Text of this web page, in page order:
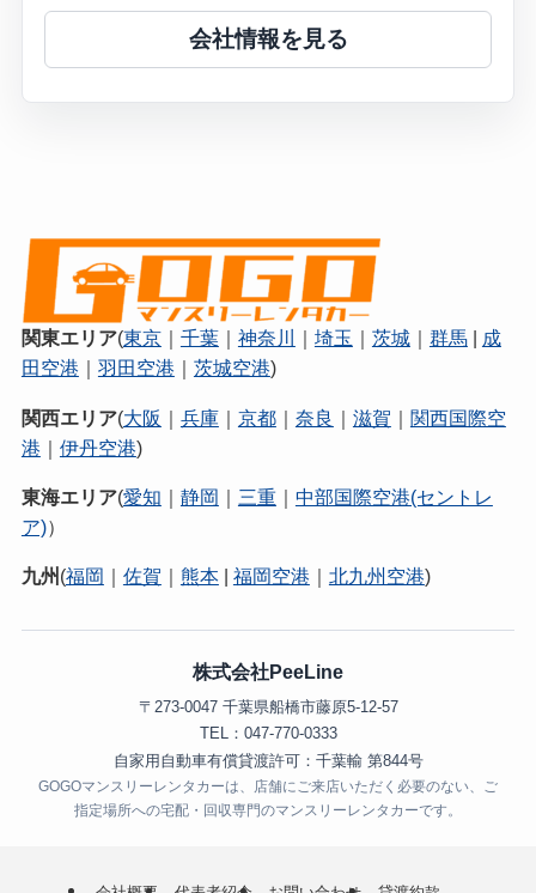
会社情報を見る
関東エリア(東京｜ 千葉｜ 神奈川 埼玉 茨城｜ 群馬|
成
田空港
羽田空港 茨城空港)
関西エリア(大阪 ｜ 兵庫｜ 京都｜ 奈良 ｜ 滋賀 ｜ 関西国際空
港 ｜ 伊丹空港)
東海エリア(愛知 ｜ 静岡 ｜ 三重｜ 中部国際空港(セントレ
ア)）
九州 (福岡 ｜ 佐賀 ｜ 熊本| 福岡空港 ｜ 北九州空港)
株式会社PeeLine
〒273-0047 千葉県船橋市藤原5-12-57
TEL：047-770-0333
自家用自動車有償貸渡許可：千葉輸 第844号
GOGOマンスリーレンタカーは、店舗にご来店いただく必要のない、ご
指定場所への宅配・回収専門のマンスリーレンタカーです。